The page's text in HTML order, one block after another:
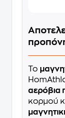
Το
αερόβια
κορμού